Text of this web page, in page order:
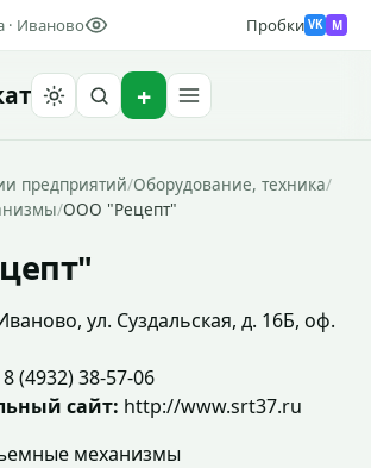
· Иваново Пробки VK M
Найти
предприятий/Оборудование, техника/
/ООО "Рецепт"
ул. Суздальская, д. 16Б, оф.
8 (4932) 38-57-06
сайт: http://www.srt37.ru
механизмы